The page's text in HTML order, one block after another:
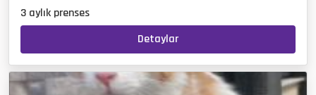
3 aylık prenses
Detaylar